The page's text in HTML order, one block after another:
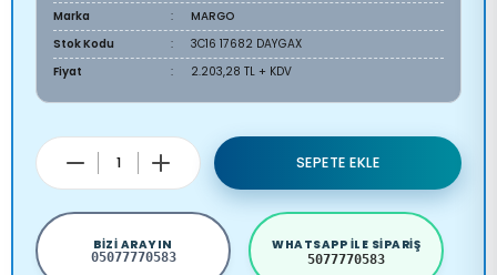
Marka
MARGO
Stok Kodu
3C16 17682 DAYGAX
Fiyat
2.203,28 TL + KDV
SEPETE EKLE
BIZI ARAYIN
05077770583
WHATSAPP ILE SIPARIŞ
5077770583